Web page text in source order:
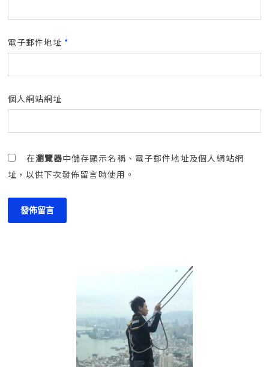
電子郵件地址 *
個人網站網址
在瀏覽器中儲存顯示名稱、電子郵件地址及個人網站網
址，以供下次發佈留言時使用。